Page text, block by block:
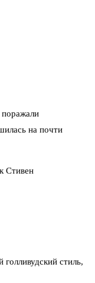
поражали
на почти
Стивен
стиль,